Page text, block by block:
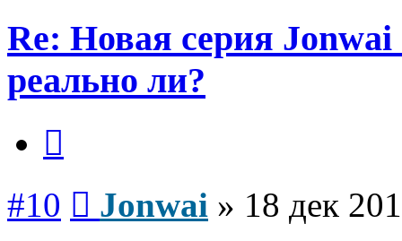
Re: Новая серия
реально ли?
#10 Jonwai » 18 дек